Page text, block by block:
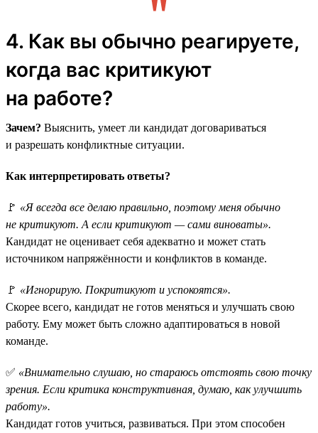
4. Как вы обычно реагируете,
когда вас критикуют
на работе?
Зачем? Выяснить, умеет ли кандидат договариваться
и разрешать конфликтные ситуации.
Как интерпретировать ответы?
🚩 «Я всегда все делаю правильно, поэтому меня обычно
не критикуют. А если критикуют — сами виноваты».
Кандидат не оценивает себя адекватно и может стать
источником напряжённости и конфликтов в команде.
🚩 «Игнорирую. Покритикуют и успокоятся».
Скорее всего, кандидат не готов меняться и улучшать свою
работу. Ему может быть сложно адаптироваться в новой
команде.
✅ «Внимательно слушаю, но стараюсь отстоять свою точку
зрения. Если критика конструктивная, думаю, как улучшить
работу».
Кандидат готов учиться, развиваться. При этом способен